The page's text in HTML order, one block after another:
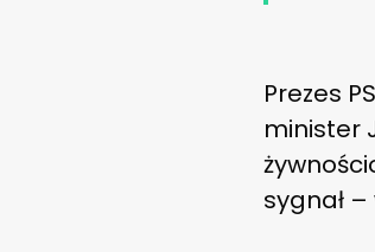
Prezes
minister
sygnał